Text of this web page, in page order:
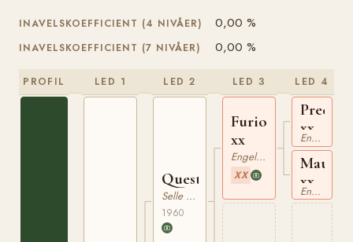
INAVELSKOEFFICIENT (4 NIVÅER) 0,00 %
INAVELSKOEFFICIENT (7 NIVÅER) 0,00 %
PROFIL LED 1 LED 2
Questeur
Selle Francais
1960
LED 3
Furioso
xx
Engelskt Fullblod
XX
LED 4
xx
Engelskt Fullblod
xx
Engelskt Fullblod